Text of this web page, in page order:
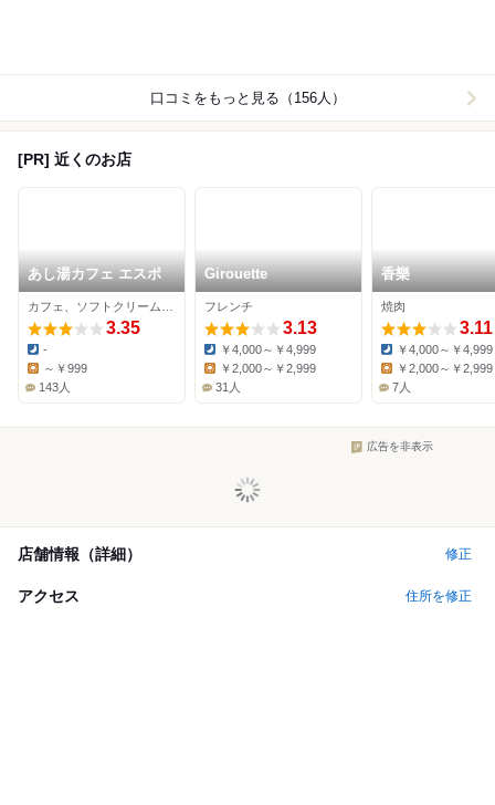
口コミをもっと見る（156人）
[PR] 近くのお店
あし湯カフェ エスポ
3.35
Dinner:
-
～￥999
143人
Girouette
フレンチ
3.13
Dinner:
￥4,000～￥4,999
Lunch:
￥2,000～￥2,999
31人
香樂
焼肉
3.11
Dinner:
￥4,000～￥4,999
Lunch:
￥2,000～￥2,999
7人
広告を非表示
店舗情報（詳細） 修正
アクセス 住所を修正